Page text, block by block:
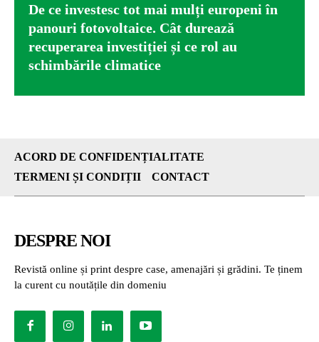
De ce investesc tot mai mulți europeni în
panouri fotovoltaice. Cât durează
recuperarea investiției și ce rol au
schimbările climatice
ACORD DE CONFIDENȚIALITATE
TERMENI ȘI CONDIȚII
CONTACT
DESPRE NOI
Revistă online și print despre case, amenajări și grădini. Te ținem
la curent cu noutățile din domeniu